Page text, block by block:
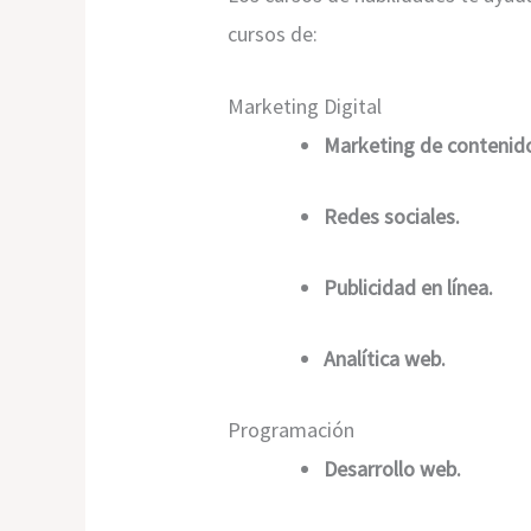
cursos de:
Marketing Digital
Marketing de
Redes sociales.
Publicidad en línea.
Analítica web.
Programación
Desarrollo web.